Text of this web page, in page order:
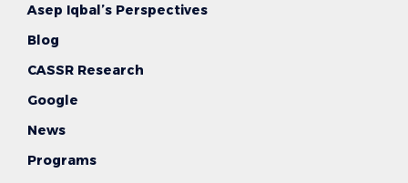
Asep Iqbal’s Perspectives
Blog
CASSR Research
Google
News
Programs